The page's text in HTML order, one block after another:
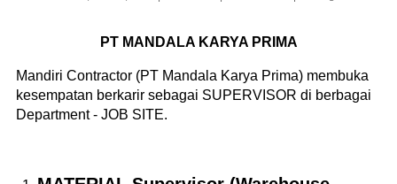
PT MANDALA KARYA PRIMA
Mandiri Contractor (PT Mandala Karya Prima) membuka
kesempatan berkarir sebagai SUPERVISOR di berbagai
Department - JOB SITE.